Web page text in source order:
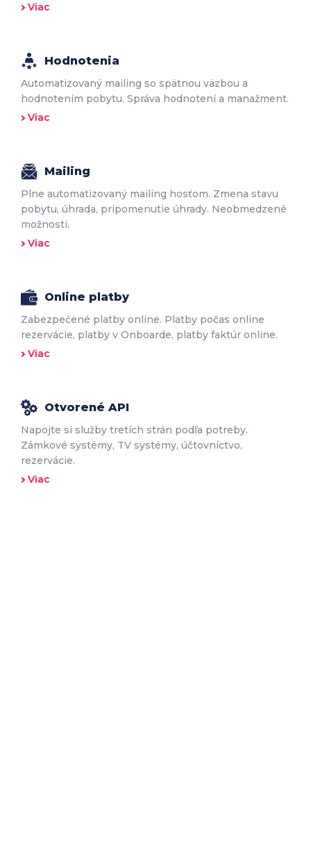
Viac
Hodnotenia
Automatizovaný mailing so spätnou väzbou a
hodnotením pobytu. Správa hodnotení a manažment.
Viac
Mailing
Plne automatizovaný mailing hosťom. Zmena stavu
pobytu, úhrada, pripomenutie úhrady. Neobmedzené
možnosti.
Viac
Online platby
Zabezpečené platby online. Platby počas online
rezervácie, platby v Onboarde, platby faktúr online.
Viac
Otvorené API
Napojte si služby tretích strán podľa potreby.
Zámkové systémy, TV systémy, účtovníctvo,
rezervácie.
Viac